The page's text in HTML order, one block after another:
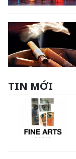
TIN MỚI